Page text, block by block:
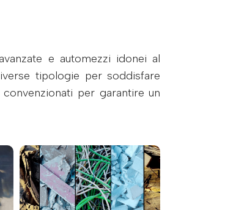
e automezzi idonei al
tipologie per soddisfare
convenzionati per garantire un